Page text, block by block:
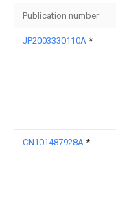
Publication number
JP2003330110A *
CN101487928A *